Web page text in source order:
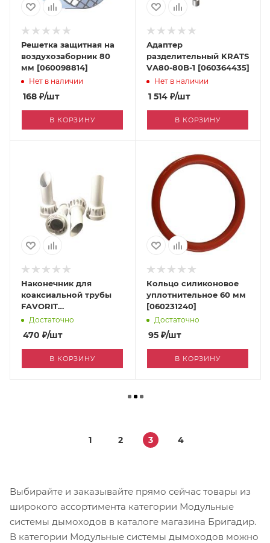
Решетка защитная на
воздухозаборник 80
мм [060098814]
Нет в наличии
168 ₽/шт
В КОРЗИНУ
Адаптер
разделительный KRATS
VA80-80B-1 [060364435]
Нет в наличии
1 514 ₽/шт
В КОРЗИНУ
Наконечник для
коаксиальной трубы
FAVORIT
Антиобледенитель
60/100 [060419567]
Достаточно
470 ₽/шт
В КОРЗИНУ
Кольцо силиконовое
уплотнительное 60 мм
[060231240]
Достаточно
95 ₽/шт
В КОРЗИНУ
1 2 3 4
Выбирайте и заказывайте прямо сейчас товары из
широкого ассортимента категории Модульные
системы дымоходов в каталоге магазина Бригадир.
В категории Модульные системы дымоходов можно